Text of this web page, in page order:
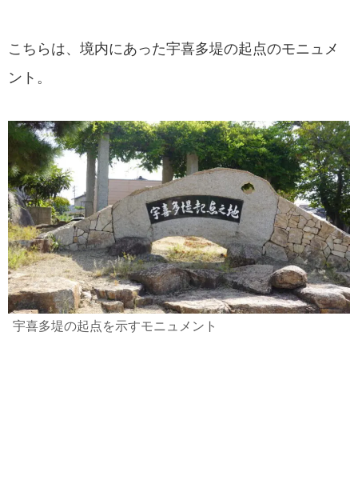
こちらは、境内にあった宇喜多堤の起点のモニュメ
ント。
宇喜多堤の起点を示すモニュメント